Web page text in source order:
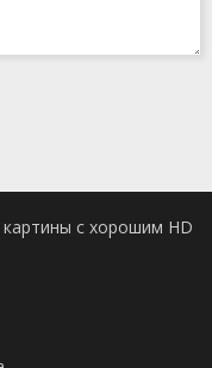
с хорошим HD